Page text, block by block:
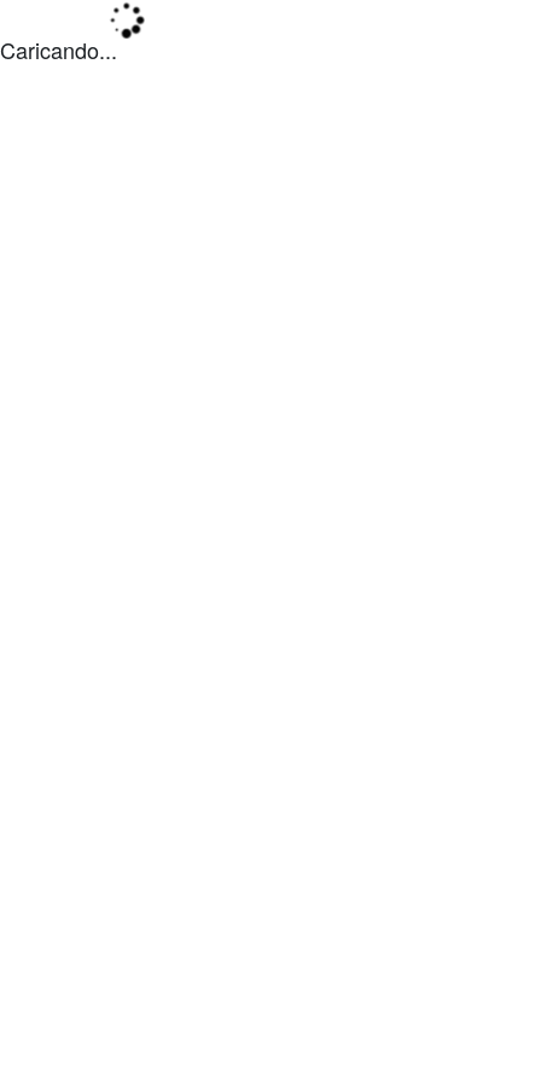
Caricando...